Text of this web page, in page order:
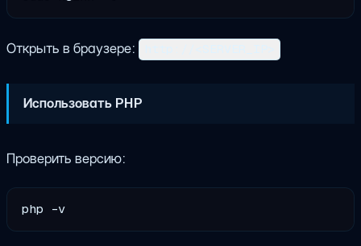
Открыть в браузере:
Использовать PHP
Проверить версию: